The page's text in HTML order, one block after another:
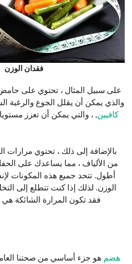
فقدان الوزن
على سبيل المثال ، تحتوي على
والذي يمكن أن يقلل الجوع والرغبة
كافيين, ، والتي يمكن أن تعزز
بالإضافة إلى ذلك ، تحتوي
من الألياف ، مما يساعدك على
أطول. تتحد جميع هذه المكونات
الوزن. لذلك إذا كنت تتطلع إلى
فقد تكون المرارة الشائكة هي
هضم هو جزء أساسي من صحتنا العامة